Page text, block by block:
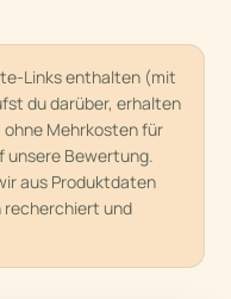
Links enthalten (mit
du darüber, erhalten
ohne Mehrkosten für
unsere Bewertung.
aus Produktdaten
und